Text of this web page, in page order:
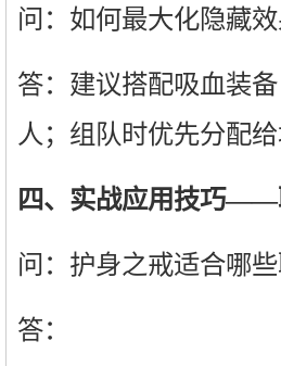
问：如何最大化隐藏效
答：建议搭配吸血装
人；组队时优先分配
四、实战应用技巧——
问：护身之戒适合哪些
答：